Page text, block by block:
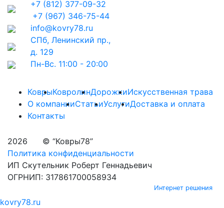
+7 (812) 377-09-32
+7 (967) 346-75-44
info@kovry78.ru
СПб, Ленинский пр.,
д. 129
Пн-Вс. 11:00 - 20:00
КоврыКовролинДорожкиИскусственная трава
О компанииСтатьиУслугиДоставка и оплата
Контакты
2026
© “Ковры78”
Политика конфиденциальности
ИП Скутельник Роберт Геннадьевич
ОГРНИП: 317861700058934
Интернет решения
kovry78.ru